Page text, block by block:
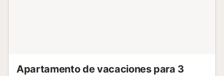
Apartamento de vacaciones para 3